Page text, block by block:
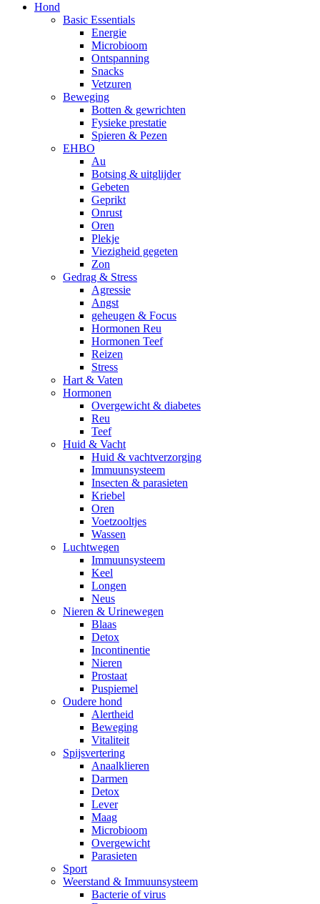
Hond
Basic Essentials
Energie
Microbioom
Ontspanning
Snacks
Vetzuren
Beweging
Botten & gewrichten
Fysieke prestatie
Spieren & Pezen
EHBO
Au
Botsing & uitglijder
Gebeten
Geprikt
Onrust
Oren
Plekje
Viezigheid gegeten
Zon
Gedrag & Stress
Agressie
Angst
geheugen & Focus
Hormonen Reu
Hormonen Teef
Reizen
Stress
Hart & Vaten
Hormonen
Overgewicht & diabetes
Reu
Teef
Huid & Vacht
Huid & vachtverzorging
Immuunsysteem
Insecten & parasieten
Kriebel
Oren
Voetzooltjes
Wassen
Luchtwegen
Immuunsysteem
Keel
Longen
Neus
Nieren & Urinewegen
Blaas
Detox
Incontinentie
Nieren
Prostaat
Puspiemel
Oudere hond
Alertheid
Beweging
Vitaliteit
Spijsvertering
Anaalklieren
Darmen
Detox
Lever
Maag
Microbioom
Overgewicht
Parasieten
Sport
Weerstand & Immuunsysteem
Bacterie of virus